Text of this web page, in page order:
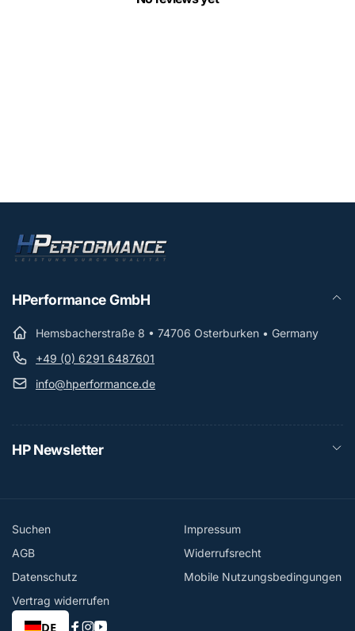
HPerformance GmbH
Hemsbacherstraße 8 • 74706 Osterburken • Germany
+49 (0) 6291 6487601
info@hperformance.de
HP Newsletter
Suchen
Impressum
AGB
Widerrufsrecht
Datenschutz
Mobile Nutzungsbedingungen
Vertrag widerrufen
DE